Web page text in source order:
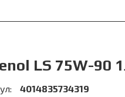
LS 75W-90
4014835734319